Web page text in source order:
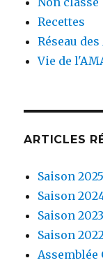
Recettes
Réseau
Vie de
ARTICLES
Saison 2025
Saison
Saison 2023
Saison
Assemblée